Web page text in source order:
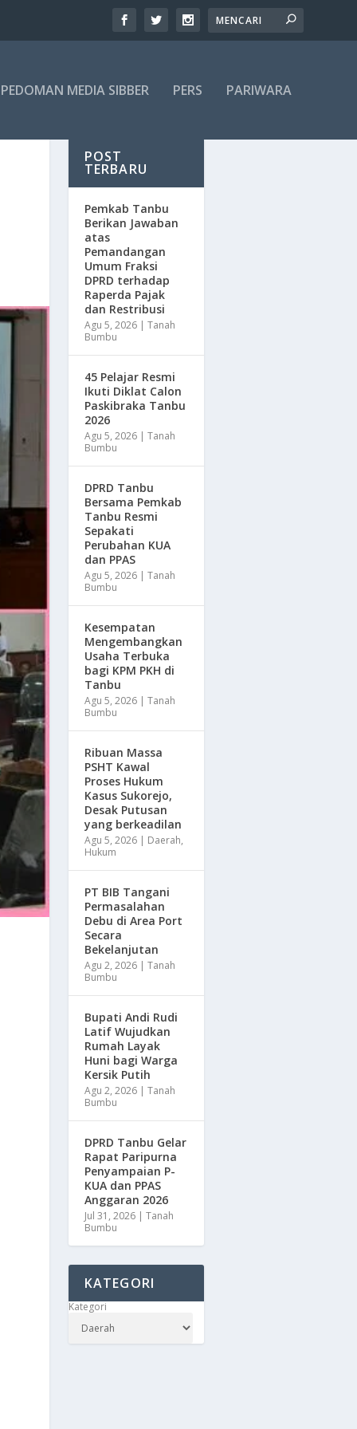
PEDOMAN MEDIA SIBBER PERS PARIWARA
POST
TERBARU
Pemkab Tanbu
Berikan Jawaban
atas
Pemandangan
Umum Fraksi
DPRD terhadap
Raperda Pajak
dan Restribusi
Agu 5, 2026| Tanah
Bumbu
45 Pelajar Resmi
Ikuti Diklat Calon
Paskibraka Tanbu
2026
Agu 5, 2026| Tanah
Bumbu
DPRD Tanbu
Bersama Pemkab
Tanbu Resmi
Sepakati
Perubahan KUA
dan PPAS
Agu 5, 2026| Tanah
Bumbu
Kesempatan
Mengembangkan
Usaha Terbuka
bagi KPM PKH di
Tanbu
Agu 5, 2026| Tanah
Bumbu
Ribuan Massa
PSHT Kawal
Proses Hukum
Kasus Sukorejo,
Desak Putusan
yang berkeadilan
Agu 5, 2026| Daerah,
Hukum
PT BIB Tangani
Permasalahan
Debu di Area Port
Secara
Bekelanjutan
Agu 2, 2026| Tanah
Bumbu
Bupati Andi Rudi
Latif Wujudkan
Rumah Layak
Huni bagi Warga
Kersik Putih
Agu 2, 2026| Tanah
Bumbu
DPRD Tanbu Gelar
Rapat Paripurna
Penyampaian P-
KUA dan PPAS
Anggaran 2026
Jul 31, 2026| Tanah
Bumbu
KATEGORI
Kategori